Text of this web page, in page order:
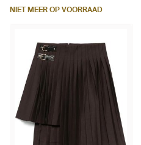
NIET MEER OP VOORRAAD